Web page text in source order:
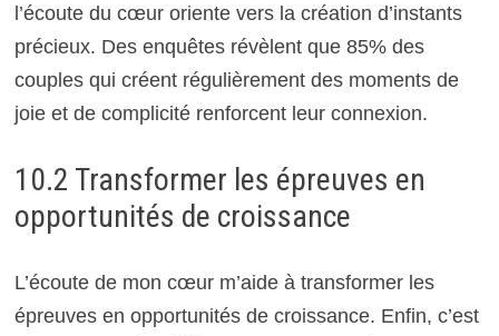
l’écoute du cœur oriente vers la création d’instants
précieux. Des enquêtes révèlent que 85% des
couples qui créent régulièrement des moments de
joie et de complicité renforcent leur connexion.
10.2 Transformer les épreuves en
opportunités de croissance
L’écoute de mon cœur m’aide à transformer les
épreuves en opportunités de croissance. Enfin, c’est